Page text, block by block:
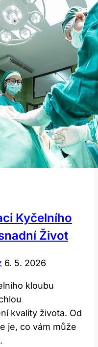
Kyčelního
Život
6. 5. 2026
kloubu
kvality života. Od
je, co vám může